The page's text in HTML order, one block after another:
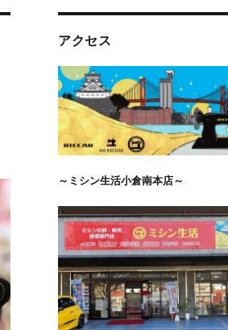
アクセス
～ミシン生活小倉南本店～